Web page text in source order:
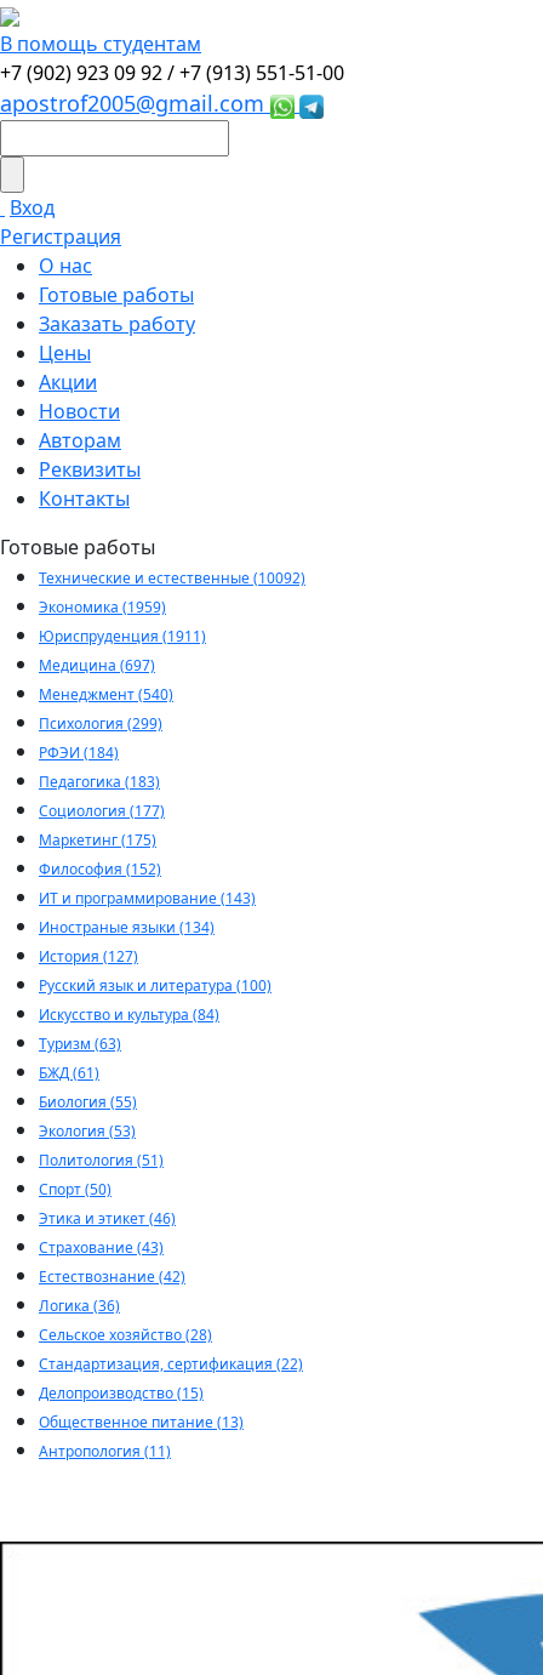
В помощь студентам
+7 (902) 923 09 92 /+7 (913) 551-51-00
apostrof2005@gmail.com
Вход
Регистрация
О нас
Готовые работы
Заказать работу
Цены
Акции
Новости
Авторам
Реквизиты
Контакты
Готовые работы
Технические и естественные (10092)
Экономика (1959)
Юриспруденция (1911)
Медицина (697)
Менеджмент (540)
Психология (299)
РФЭИ (184)
Педагогика (183)
Социология (177)
Маркетинг (175)
Философия (152)
ИТ и программирование (143)
Иностраные языки (134)
История (127)
Русский язык и литература (100)
Искусство и культура (84)
Туризм (63)
БЖД (61)
Биология (55)
Экология (53)
Политология (51)
Спорт (50)
Этика и этикет (46)
Страхование (43)
Естествознание (42)
Логика (36)
Сельское хозяйство (28)
Стандартизация, сертификация (22)
Делопроизводство (15)
Общественное питание (13)
Антропология (11)